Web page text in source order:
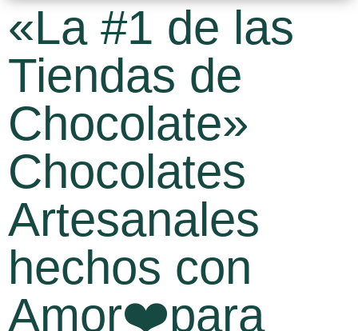
«La #1 de las
Tiendas de
Chocolate»
Chocolates
Artesanales
hechos con
Amor❤️para